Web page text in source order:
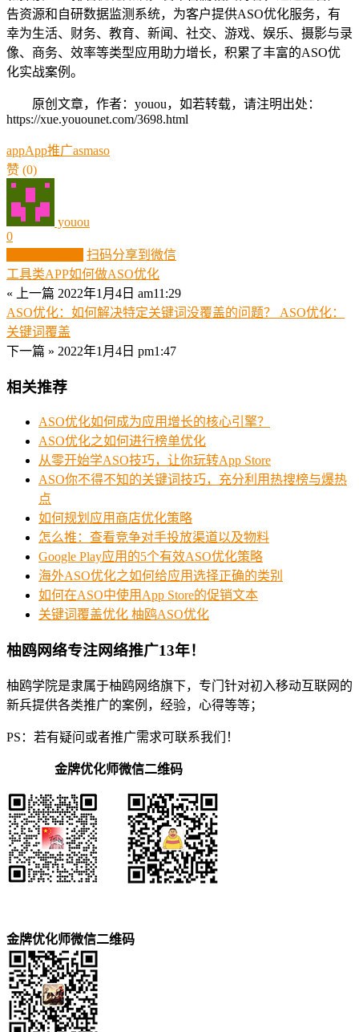
告资源和自研数据监测系统，为客户提供ASO优化服务，有
幸为生活、财务、教育、新闻、社交、游戏、娱乐、摄影与录
像、商务、效率等类型应用助力增长，积累了丰富的ASO优
化实战案例。
原创文章，作者：youou，如若转载，请注明出处：
https://xue.youounet.com/3698.html
appApp推广asmaso
赞 (0)
youou
0
扫码分享到微信
工具类APP如何做ASO优化
« 上一篇 2022年1月4日 am11:29
ASO优化：如何解决特定关键词没覆盖的问题？ ASO优化：
关键词覆盖
下一篇 » 2022年1月4日 pm1:47
相关推荐
ASO优化如何成为应用增长的核心引擎？
ASO优化之如何进行榜单优化
从零开始学ASO技巧，让你玩转App Store
ASO你不得不知的关键词技巧，充分利用热搜榜与爆热
点
如何规划应用商店优化策略
怎么推：查看竞争对手投放渠道以及物料
Google Play应用的5个有效ASO优化策略
海外ASO优化之如何给应用选择正确的类别
如何在ASO中使用App Store的促销文本
关键词覆盖优化 柚鸥ASO优化
柚鸥网络专注网络推广13年！
柚鸥学院是隶属于柚鸥网络旗下，专门针对初入移动互联网的
新兵提供各类推广的案例，经验，心得等等；
PS：若有疑问或者推广需求可联系我们！
金牌优化师微信二维码
金牌优化师微信二维码